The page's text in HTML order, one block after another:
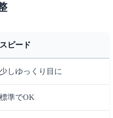
スピード
少しゆっくり目に
標準でOK